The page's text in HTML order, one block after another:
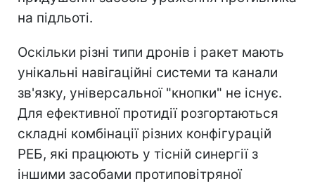
на підльоті.
Оскільки різні типи дронів і ракет мають
унікальні навігаційні системи та канали
зв'язку, універсальної "кнопки" не існує.
Для ефективної протидії розгортаються
складні комбінації різних конфігурацій
РЕБ, які працюють у тісній синергії з
іншими засобами протиповітряної